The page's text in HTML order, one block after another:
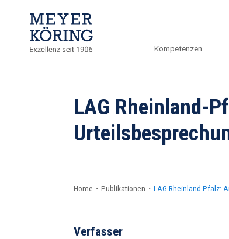
Kompetenzen
LAG Rheinland-
Home ・ Publikationen ・ LAG Rheinland-Pfalz:
Verfasser